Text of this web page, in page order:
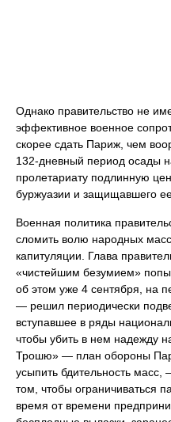
Однако правительство не
эффективное военное
скорее сдать Париж, чем
132-дневный период осады
пролетариату подлинную
буржуазии и защищавшего
Военная политика
сломить волю народных
капитуляции. Глава
«чистейшим безумием»
об этом уже 4 сентября, на
— решил периодически
вступавшее в ряды
чтобы убить в нем надежду
Трошю» — план обороны
усыпить бдительность масс,
том, чтобы ограничиваться
время от времени